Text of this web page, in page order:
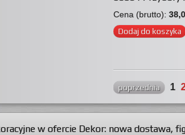
Cena (brutto):
Dodaj do koszyka
poprzednia 1
w ofercie Dekor: nowa dostawa,